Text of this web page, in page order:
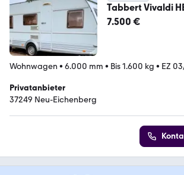
Tabbert Vivaldi
7.500 €
Wohnwagen • 6.000 mm • Bis 1.600 kg • EZ
Privatanbieter
37249 Neu-Eichenberg